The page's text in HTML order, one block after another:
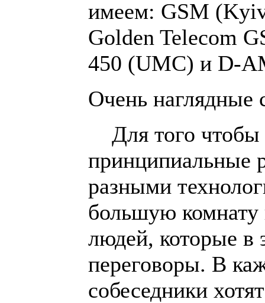
имеем: GSM
Golden Telecom
450 (UMC) и D-
Очень наглядные
Для того чтобы
принципиальные
разными
большую комнату
людей, которые в
переговоры. В
собеседники